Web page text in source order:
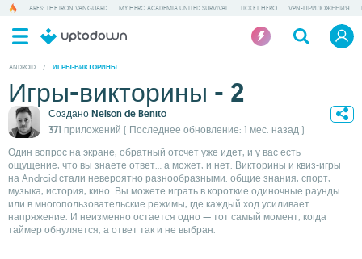
ARES: THE IRON VANGUARD MY HERO ACADEMIA UNITED SURVIVAL TICKET HERO VPN-ПРИЛОЖЕНИЯ
ANDROID / ИГРЫ-ВИКТОРИНЫ
Игры-викторины - 2
Создано Nelson de Benito
371 приложений ( Последнее обновление: 1 мес. назад )
Один вопрос на экране, обратный отсчет уже идет, и у вас есть
ощущение, что вы знаете ответ… а может, и нет. Викторины и квиз-игры
на Android стали невероятно разнообразными: общие знания, спорт,
музыка, история, кино. Вы можете играть в короткие одиночные раунды
или в многопользовательские режимы, где каждый ход усиливает
напряжение. И неизменно остается одно — тот самый момент, когда
таймер обнуляется, а ответ так и не выбран.